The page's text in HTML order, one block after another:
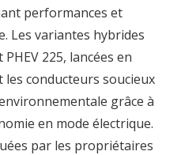
performances et
Les variantes hybrides
225, lancées en
conducteurs soucieux
grâce à
en mode électrique.
par les propriétaires